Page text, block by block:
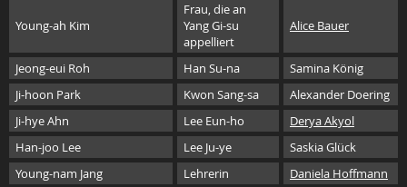
Young-ah Kim
Frau, die an
Yang Gi-su
appelliert
Alice Bauer
Jeong-eui Roh Han Su-na
Samina König
Ji-hoon Park
Kwon Sang-sa
Alexander Doering
Ji-hye Ahn
Lee Eun-ho
Derya Akyol
Han-joo Lee
Lee Ju-ye
Saskia Glück
Young-nam Jang
Lehrerin Daniela Hoffmann